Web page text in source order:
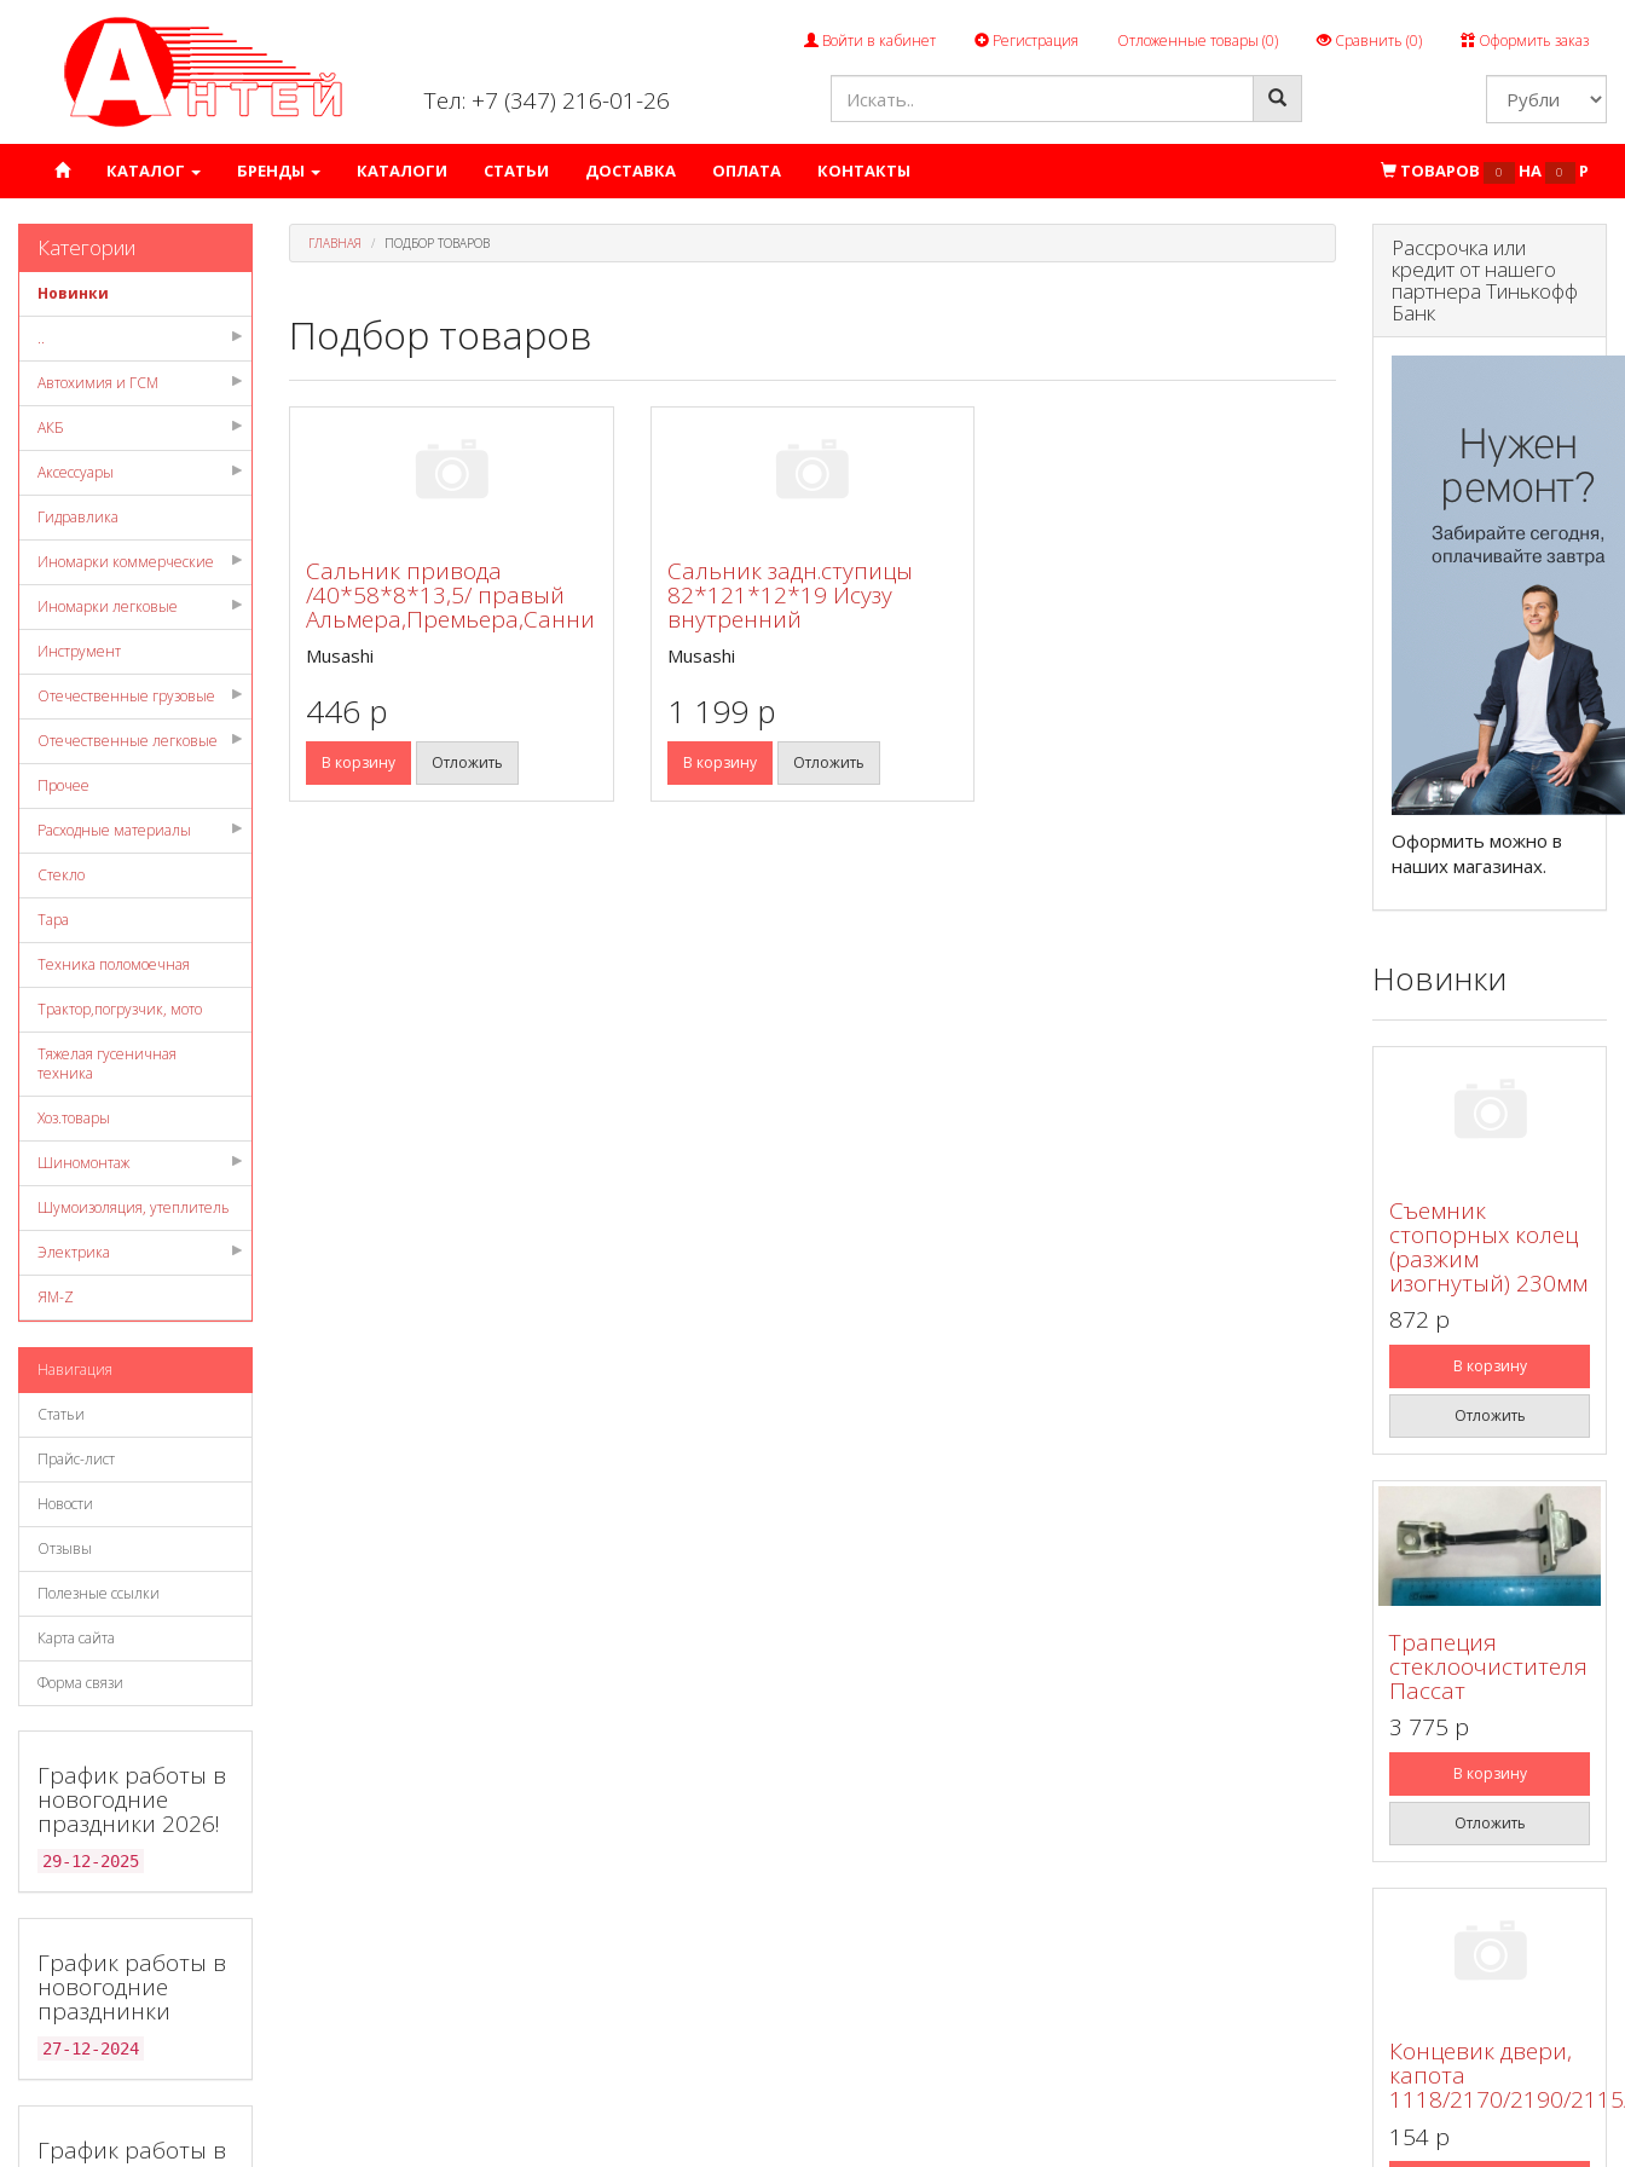
Войти в кабинет Регистрация Отложенные товары (0) Сравнить (0) Оформить заказ
Тел: +7 (347) 216-01-26
КАТАЛОГ БРЕНДЫ КАТАЛОГИ СТАТЬИ ДОСТАВКА ОПЛАТА КОНТАКТЫ ТОВАРОВ 0 НА 0 P
Категории
Новинки
..
Автохимия и ГСМ
АКБ
Аксессуары
Гидравлика
Иномарки коммерческие
Иномарки легковые
Инструмент
Отечественные грузовые
Отечественные легковые
Прочее
Расходные материалы
Стекло
Тара
Техника поломоечная
Трактор,погрузчик, мото
Тяжелая гусеничная
техника
Хоз.товары
Шиномонтаж
Шумоизоляция, утеплитель
Электрика
ЯМ-Z
Навигация
Статьи
Прайс-лист
Новости
Отзывы
Полезные ссылки
Карта сайта
Форма связи
График работы в
новогодние
праздники 2026!
29-12-2025
График работы в
новогодние
празднинки
27-12-2024
График работы в
ГЛАВНАЯ ПОДБОР ТОВАРОВ
Подбор товаров
Сальник привода
/40*58*8*13,5/ правый
Альмера,Премьера,Санни
Musashi
446 p
В корзину Отложить
Сальник задн.ступицы
82*121*12*19 Исузу
внутренний
Musashi
1 199 p
В корзину Отложить
Рассрочка или
кредит от нашего
партнера Тинькофф
Банк
Оформить можно в
наших магазинах.
Новинки
Съемник
стопорных колец
(разжим
изогнутый) 230мм
872 p
В корзину
Отложить
Трапеция
стеклоочистителя
Пассат
3 775 p
В корзину
Отложить
Концевик двери,
капота
1118/2170/2190/
154 p